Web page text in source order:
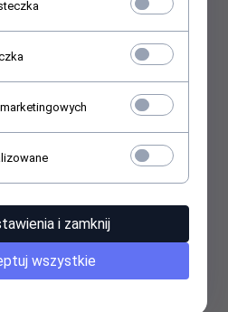
do 200 Mhz
(Euroklasa): Eca
indeksie tlenowym
20C
i zamknij
wszystkie